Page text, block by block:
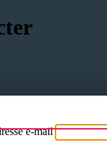
e-mail